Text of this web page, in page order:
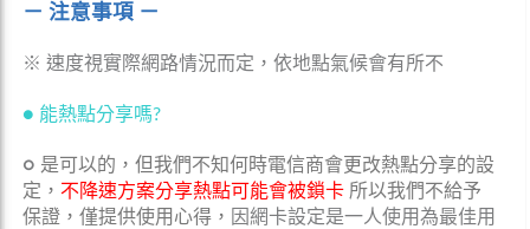
－ 注意事項 －
※ 速度視實際網路情況而定，依地點氣候會有所不
● 能熱點分享嗎?
○ 是可以的，但我們不知何時電信商會更改熱點分享的設
定， 不降速方案分享熱點可能會被鎖卡 所以我們不給予
保證，僅提供使用心得， 因網卡設定是一人使用為最佳用